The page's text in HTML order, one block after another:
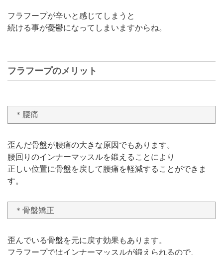
フラフープが辛いと感じてしまうと
続ける事が憂鬱になってしまいますからね。
フラフープのメリット
＊腰痛
歪んだ骨盤が腰痛の大きな原因でもあります。
腰回りのインナーマッスルを鍛えることにより
正しい位置に骨盤を戻して腰痛を軽減することができま
す。
＊骨盤矯正
歪んでいる骨盤を元に戻す効果もあります。
フラフープではインナーマッスルが鍛えられるので、